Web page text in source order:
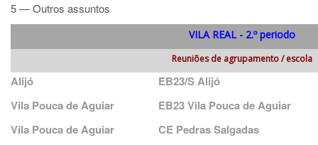
5 — Outros assuntos
VILA REAL - 2.º periodo
Reuniões de agrupamento / escola
Alijó
EB23/S Alijó
Vila Pouca de Aguiar
EB23 Vila Pouca de Aguiar
Vila Pouca de Aguiar
CE Pedras Salgadas